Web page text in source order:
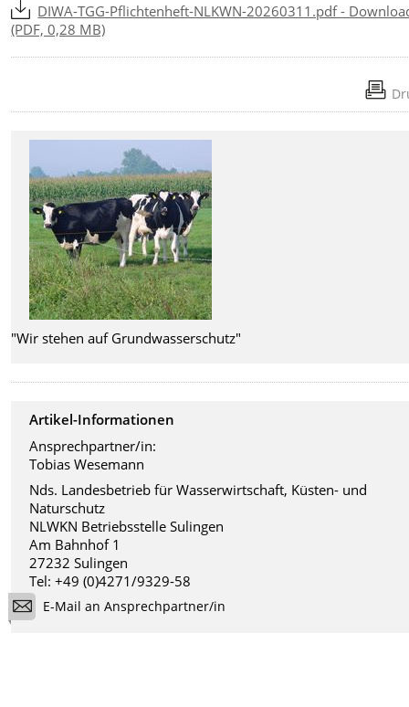
DIWA-TGG-Pflichtenheft-NLKWN-20260311.pdf -
(PDF, 0,28 MB)
"Wir stehen auf Grundwasserschutz"
Artikel-Informationen
Ansprechpartner/in:
Tobias Wesemann
Nds. Landesbetrieb für Wasserwirtschaft, Küsten- und
Naturschutz
NLWKN Betriebsstelle Sulingen
Am Bahnhof 1
27232 Sulingen
Tel: +49 (0)4271/9329-58
E-Mail an Ansprechpartner/in